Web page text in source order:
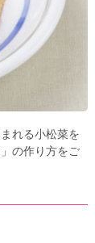
れる小松菜を
の作り方をご